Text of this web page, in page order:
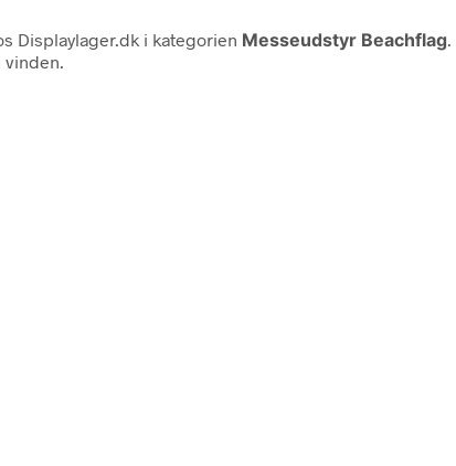
Displaylager.dk i kategorien Messeudstyr Beachflag